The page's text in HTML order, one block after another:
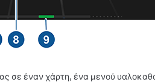
σε έναν χάρτη, ένα μενού